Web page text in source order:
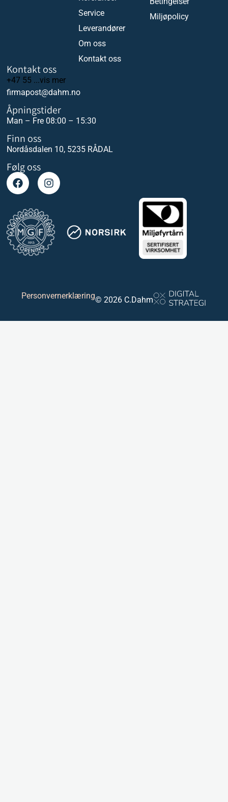
Service
Leverandører
Om oss
Kontakt oss
Miljøpolicy
Kontakt oss
+47 55 ...vis mer
firmapost@dahm.no
Åpningstider
Man – Fre 08:00 – 15:30
Finn oss
Nordåsdalen 10, 5235 RÅDAL
Følg oss
Personvernerklæring© 2026 C.Dahm